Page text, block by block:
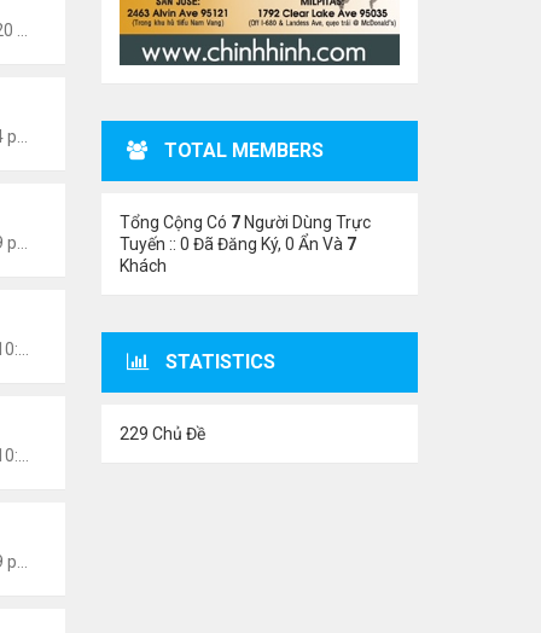
TOTAL MEMBERS
Tổng Cộng Có 7Người Dùng Trực
Tuyến :: 0 Đã Đăng Ký, 0 Ẩn Và 7
Khách
STATISTICS
229 Chủ Đề